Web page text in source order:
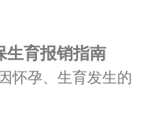
生育报销指南
怀孕、生育发生的